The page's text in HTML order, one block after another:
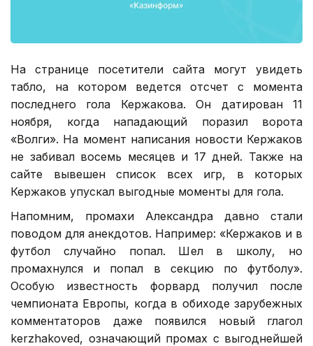
На странице посетители сайта могут увидеть
табло, на котором ведется отсчет с момента
последнего гола Кержакова. Он датирован 11
ноября, когда нападающий поразил ворота
«Волги». На момент написания новости Кержаков
не забивал восемь месяцев и 17 дней. Также на
сайте вывешен список всех игр, в которых
Кержаков упускал выгодные моменты для гола.
Напомним, промахи Александра давно стали
поводом для анекдотов. Например: «Кержаков и в
футбол случайно попал. Шел в школу, но
промахнулся и попал в секцию по футболу».
Особую известность форвард получил после
чемпионата Европы, когда в обиходе зарубежных
комментаторов даже появился новый глагол
kerzhakoved, означающий промах с выгоднейшей